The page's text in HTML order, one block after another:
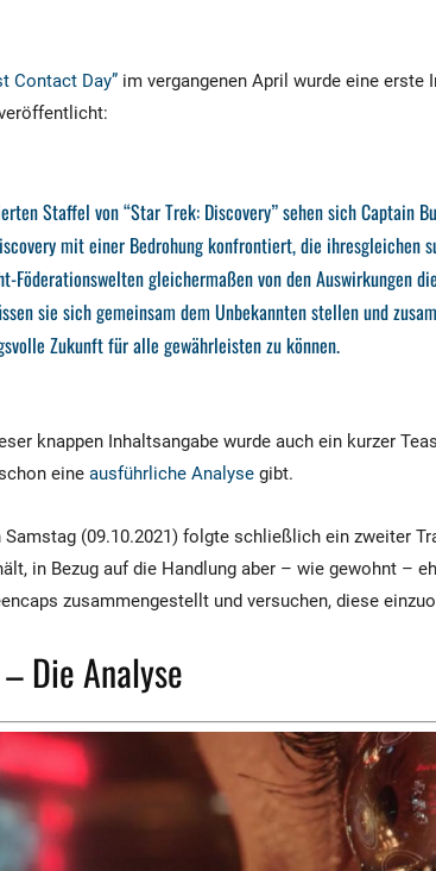
Contact Day” im vergangenen April wurde eine erste
Staffel von “Star Trek: Discovery” sehen sich Captain
mit einer Bedrohung konfrontiert, die ihresgleichen
Föderationswelten gleichermaßen von den Auswirkungen
sie sich gemeinsam dem Unbekannten stellen und
Zukunft für alle gewährleisten zu können.
knappen Inhaltsangabe wurde auch ein kurzer
eine ausführliche Analyse gibt.
Samstag (09.10.2021) folgte schließlich ein zweiter
in Bezug auf die Handlung aber – wie gewohnt –
zusammengestellt und versuchen, diese
Die Analyse